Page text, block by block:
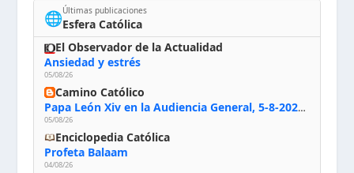
🌐Últimas publicaciones
Esfera Católica
El Observador de la Actualidad
Ansiedad y estrés
05/08/26
Camino Católico
Papa León Xiv en la Audiencia General, 5-8-2026: «Dios en el primer puesto; la oración, nuestra primera obligación; la liturgia, la primera fuente de la vida divina que se nos comunica, la primera escuela de nuestra vida espiritual»
05/08/26
Enciclopedia Católica
Profeta Balaam
04/08/26